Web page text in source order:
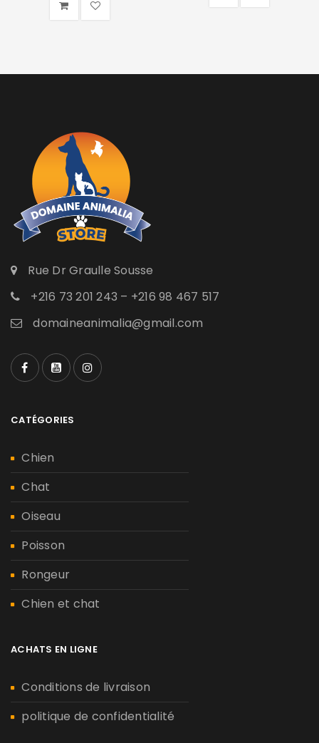
Rue Dr Graulle Sousse
+216 73 201 243 – +216 98 467 517
domaineanimalia@gmail.com
CATÉGORIES
Chien
Chat
Oiseau
Poisson
Rongeur
Chien et chat
ACHATS EN LIGNE
Conditions de livraison
politique de confidentialité